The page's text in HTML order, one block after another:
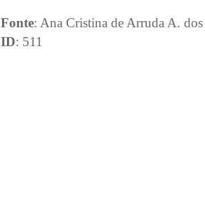
Fonte: Ana Cristina de Arruda A. dos
ID: 511